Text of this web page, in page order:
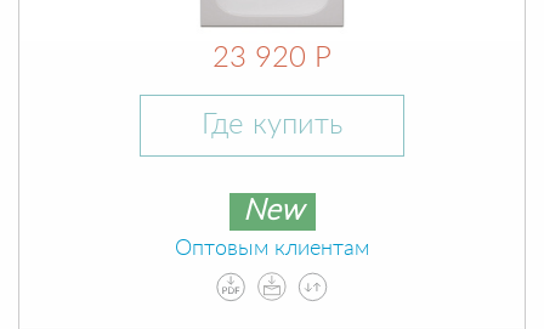
23 920 Р
Где купить
New
Оптовым клиентам